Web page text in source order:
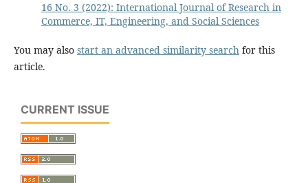
16 No. 3 (2022): International Journal of Research in
Commerce, IT, Engineering, and Social Sciences
You may also start an advanced similarity search for this
article.
CURRENT ISSUE